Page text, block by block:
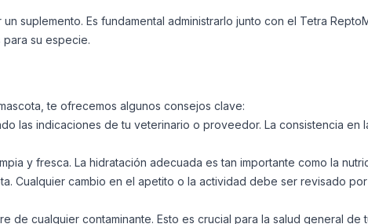
suplemento. Es fundamental administrarlo junto con el Tetra
su especie.
te ofrecemos algunos consejos clave:
las indicaciones de tu veterinario o proveedor. La consistencia en
y fresca. La hidratación adecuada es tan importante como la
Cualquier cambio en el apetito o la actividad debe ser revisado
de cualquier contaminante. Esto es crucial para la salud general de